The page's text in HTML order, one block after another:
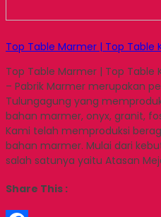
Top Table Marmer | Top Table
Top Table Marmer | Top
– Pabrik Marmer merupakan
Tulungagung yang
bahan marmer, onyx, granit,
Kami telah memproduksi
bahan marmer. Mulai dari
salah satunya yaitu Atasan
Share This :